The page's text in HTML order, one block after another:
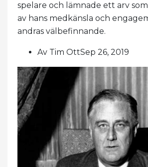
spelare och lämnade ett arv
av hans medkänsla och
andras välbefinnande.
Av Tim OttSep 26, 2019